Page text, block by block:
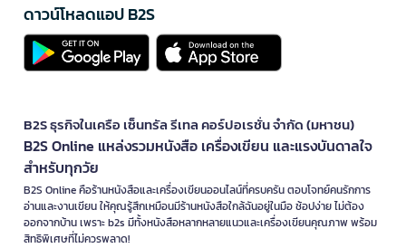
ดาวน์โหลดแอป B2S
B2S ธุรกิจในเครือ เซ็นทรัล รีเทล คอร์ปอเรชั่น จำกัด (มหาชน)
B2S Online แหล่งรวมหนังสือ เครื่องเขียน และแรงบันดาลใจ
สำหรับทุกวัย
B2S Online คือร้านหนังสือและเครื่องเขียนออนไลน์ที่ครบครัน ตอบโจทย์คนรักการ
อ่านและงานเขียน ให้คุณรู้สึกเหมือนมีร้านหนังสือใกล้ฉันอยู่ในมือ ช้อปง่าย ไม่ต้อง
ออกจากบ้าน เพราะ b2s มีทั้งหนังสือหลากหลายแนวและเครื่องเขียนคุณภาพ พร้อม
สิทธิพิเศษที่ไม่ควรพลาด!